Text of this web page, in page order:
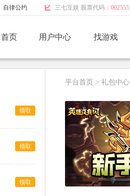
自律公约 三七互娱 股票代码： 002555
首页 用户中心 找游戏
领取
领取
领取
平台首页 > 礼包中心